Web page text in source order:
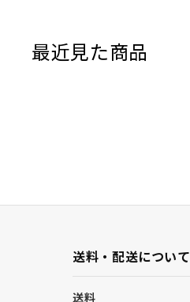
最近見た商品
送料・配送について
送料